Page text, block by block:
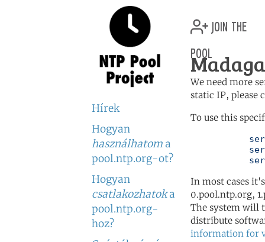
Hírek
Hogyan
használhatom a
pool.ntp.org-ot?
Hogyan
csatlakozhatoka
pool.ntp.org-
hoz?
join the
pool
We need more
static IP, please
To use this
In most cases
0.pool.ntp.org,
The system will
distribute
information for